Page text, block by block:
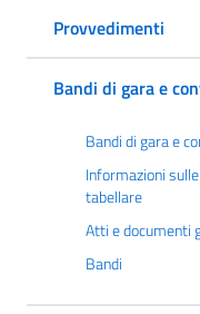
Provvedimenti
Bandi di gara e
Bandi di gara e
Informazioni
tabellare
Atti e documenti
Bandi